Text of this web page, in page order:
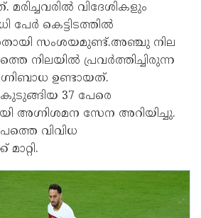
വിദേശികളും
പേർ കെട്ടിടത്തിൽ
സംശയമുണ്ട്.അഞ്ചു നില
നിലയില്‍ പ്രവര്‍ത്തിച്ചിരുന്ന
ഉണ്ടായത്.
കുടുങ്ങിയ 37 പേരെ
അഗ്നിശമന സേന അറിയിച്ചു.
വിവിധ